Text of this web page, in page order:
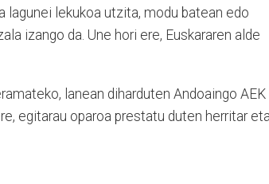
lagunei lekukoa utzita, modu batean edo
izango da. Une hori ere, Euskararen alde
lanean diharduten Andoaingo AEK
egitarau oparoa prestatu duten herritar